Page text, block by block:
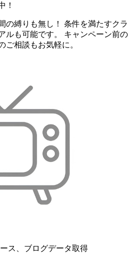
！
の縛りも無し！ 条件を満たすクラ
ルも可能です。 キャンペーン前の
ご相談もお気軽に。
ス、ブログデータ取得